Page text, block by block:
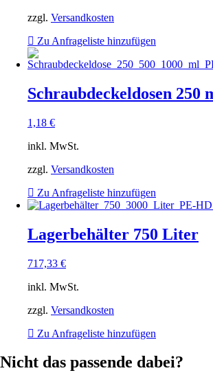
zzgl. Versandkosten
Zu Anfrageliste hinzufügen
Schraubdeckeldosen 250
1,18 €
inkl. MwSt.
zzgl. Versandkosten
Zu Anfrageliste hinzufügen
Lagerbehälter 750 Liter
717,33 €
inkl. MwSt.
zzgl. Versandkosten
Zu Anfrageliste hinzufügen
Nicht das passende dabei?